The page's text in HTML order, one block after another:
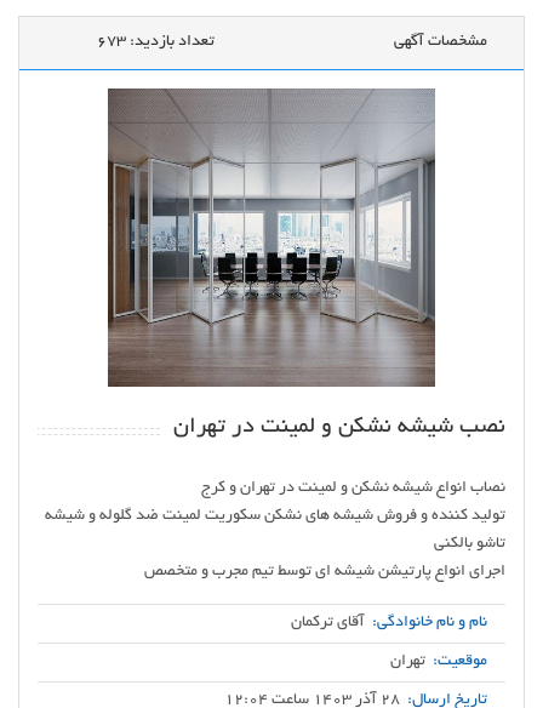
مشخصات آگهی تعداد بازدید: 673
نصب شیشه نشکن و لمینت در تهران
تولید کننده و فروش شیشه های نشکن سکوریت لمینت ضد گلوله و شیشه
اجرای انواع پارتیشن شیشه ای توسط تیم مجرب و متخصص
نام و نام خانوادگی: آقای ترکمان
موقعیت: تهران
تاریخ ارسال: 28 آذر 1403 ساعت 12:04